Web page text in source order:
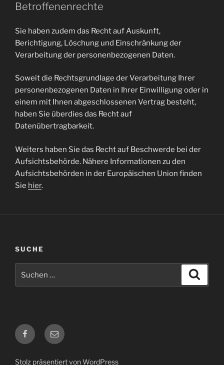
Betroffenenrechte
Sie haben zudem das Recht auf Auskunft,
Berichtigung, Löschung und Einschränkung der
Verarbeitung der personenbezogenen Daten.
Soweit die Rechtsgrundlage der Verarbeitung Ihrer
personenbezogenen Daten in Ihrer Einwilligung oder in
einem mit Ihnen abgeschlossenen Vertrag besteht,
haben Sie überdies das Recht auf
Datenübertragbarkeit.
Weiters haben Sie das Recht auf Beschwerde bei der
Aufsichtsbehörde. Nähere Informationen zu den
Aufsichtsbehörden in der Europäischen Union finden
Sie hier.
SUCHE
nach:
Facebook
E-
Mail
Stolz präsentiert von WordPress